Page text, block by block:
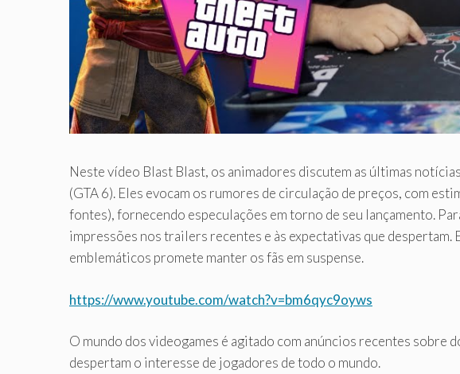
Neste vídeo Blast Blast, os animadores discutem as últimas
(GTA 6). Eles evocam os rumores de circulação de preços, com
fontes), fornecendo especulações em torno de seu lançamento.
impressões nos trailers recentes e às expectativas que
emblemáticos promete manter os fãs em suspense.
https://www.youtube.com/watch?v=bm6qyc9oyws
O mundo dos videogames é agitado com anúncios recentes sobre
despertam o interesse de jogadores de todo o mundo.